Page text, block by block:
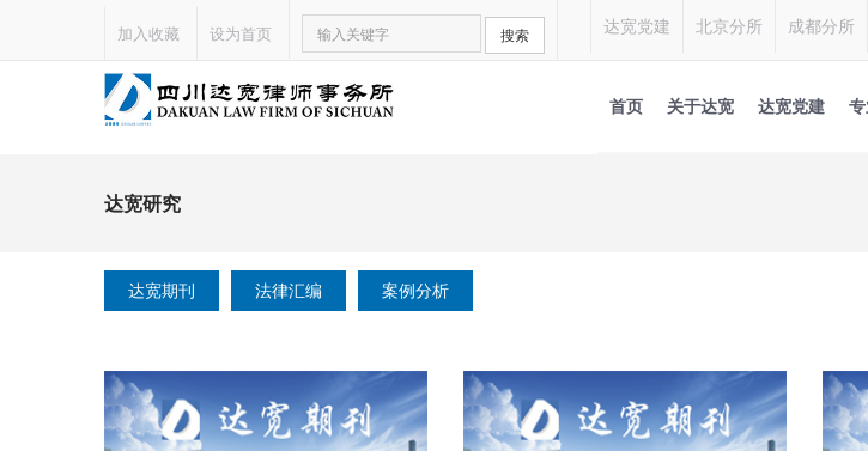
加入收藏 设为首页 搜索 达宽党建 北京分所 成都分所
首页 关于达宽 达宽党建
达宽研究
达宽期刊 法律汇编 案例分析